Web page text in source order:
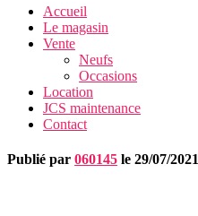
Accueil
Le magasin
Vente
Neufs
Occasions
Location
JCS maintenance
Contact
Publié par 060145 le 29/07/2021